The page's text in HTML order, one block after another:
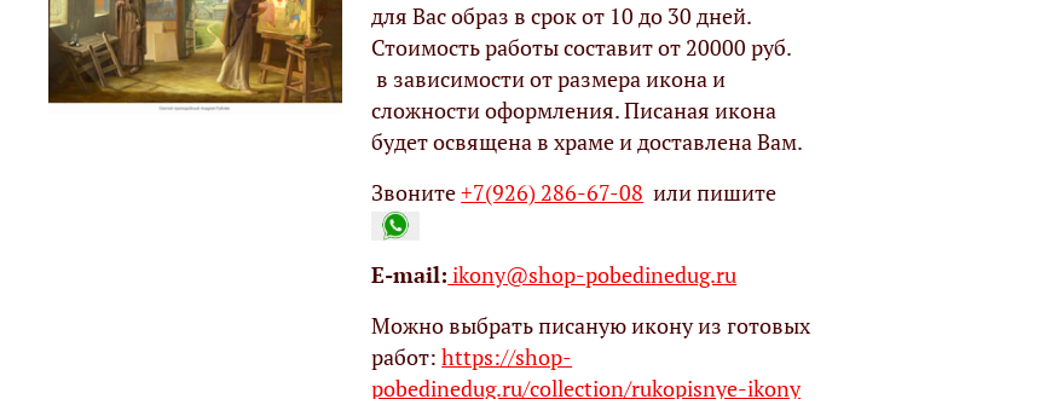
для Вас образ в срок от 10 до 30 дней.
Стоимость работы составит от 20000 руб.
в зависимости от размера икона и
сложности оформления. Писаная икона
будет освящена в храме и доставлена Вам.
Звоните+7(926) 286-67-08 или пишите
Е-mail: ikony@shop-pobedinedug.ru
Можно выбрать писаную икону из готовых
работ:https://shop-
pobedinedug.ru/collection/rukopisnye-ikony